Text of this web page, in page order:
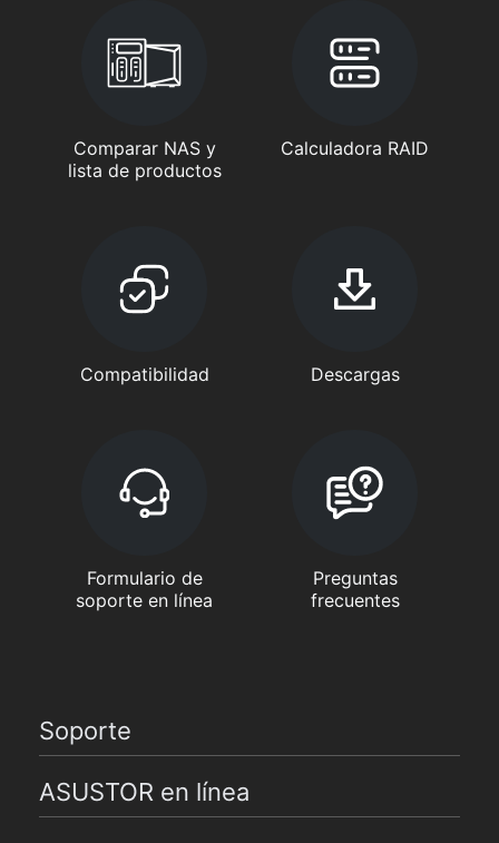
Comparar NAS y
lista de productos
Calculadora RAID
Compatibilidad Descargas
Formulario de
soporte en línea
Preguntas
frecuentes
Soporte
ASUSTOR en línea